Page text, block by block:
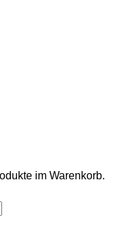
im Warenkorb.